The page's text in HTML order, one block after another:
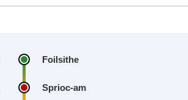
Foilsithe
Sprioc‑am